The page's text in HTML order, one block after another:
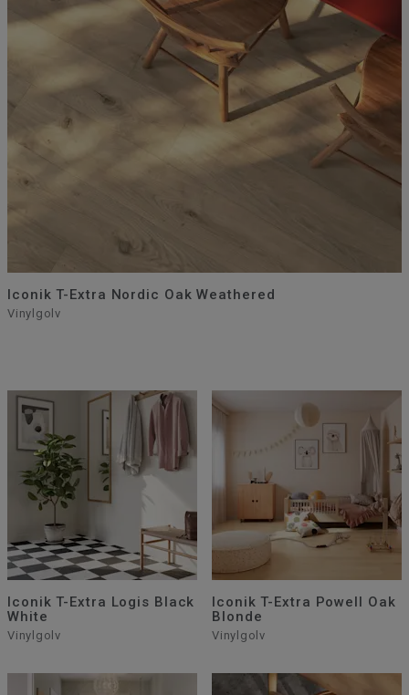
Iconik T-Extra Nordic Oak Weathered
Vinylgolv
Iconik T-Extra Logis Black
White
Vinylgolv
Iconik T-Extra Powell Oak
Blonde
Vinylgolv